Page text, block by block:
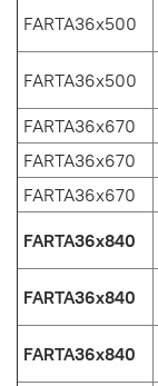
FARTA36х500
FARTA36х500
FARTA36x670
FARTA36x670
FARTA36x670
FARTA36x840
FARTA36x840
FARTA36x840